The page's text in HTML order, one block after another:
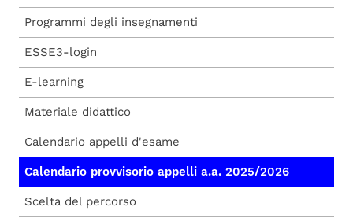
Programmi degli insegnamenti
ESSE3-login
E-learning
Materiale didattico
Calendario appelli d'esame
Calendario provvisorio appelli a.a. 2025/2026
Scelta del percorso